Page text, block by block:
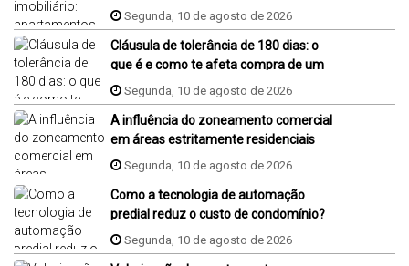
Jaraguá do Sul, Florianópolis e Piçarras
Segunda, 10 de agosto de 2026
Cláusula de tolerância de 180 dias: o
que é e como te afeta compra de um
imóvel na planta?
Segunda, 10 de agosto de 2026
A influência do zoneamento comercial
em áreas estritamente residenciais
Segunda, 10 de agosto de 2026
Como a tecnologia de automação
predial reduz o custo de condomínio?
Segunda, 10 de agosto de 2026